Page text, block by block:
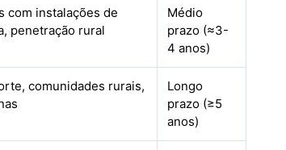
com instalações de
penetração rural
Médio
prazo (≈3-
4 anos)
comunidades rurais,
Longo
prazo (≥5
anos)